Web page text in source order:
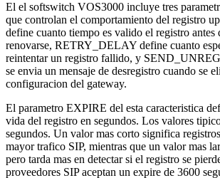
El el softswitch VOS3000 incluye tres
que controlan el comportamiento del registro
define cuanto tiempo es valido el registro antes
renovarse, RETRY_DELAY define cuanto
reintentar un registro fallido, y
se envia un mensaje de desregistro cuando se
configuracion del gateway.
El parametro EXPIRE del esta caracteristica
vida del registro en segundos. Los valores
segundos. Un valor mas corto significa
mayor trafico SIP, mientras que un valor mas
pero tarda mas en detectar si el registro se
proveedores SIP aceptan un expire de 3600